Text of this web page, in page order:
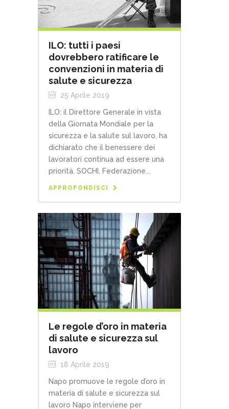
ILO: tutti i paesi
dovrebbero ratificare le
convenzioni in materia di
salute e sicurezza
25 Aprile 2019
ILO: il Direttore Generale in vista
della Giornata Mondiale per la
sicurezza e la salute sul lavoro, ha
dichiarato che il benessere dei
lavoratori continua ad essere una
priorità. SOCHI, Federazione...
APPROFONDISCI
Le regole d’oro in materia
di salute e sicurezza sul
lavoro
18 Aprile 2019
Napo promuove le regole d’oro in
materia di salute e sicurezza sul
lavoro Napo interviene per